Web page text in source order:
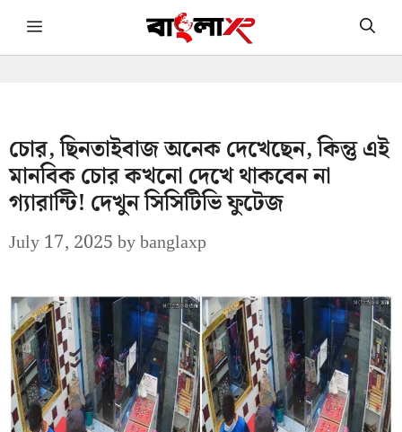
Skip Menu
চোর, ছিনতাইবাজ অনেক দেখেছেন, কিন্তু এই
মানবিক চোর কখনো দেখে থাকবেন না
গ্যারান্টি! দেখুন সিসিটিভি ফুটেজ
July 17, 2025bybanglaxp